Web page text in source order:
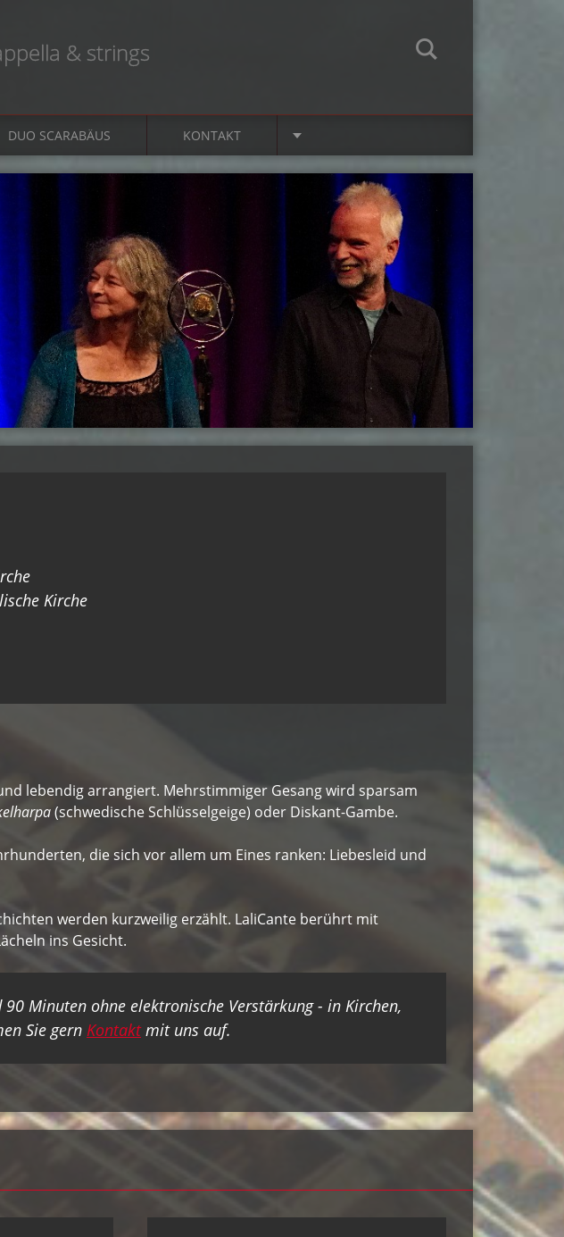
& strings
DUO SCARABÄUS KONTAKT
Kirche
lebendig arrangiert. Mehrstimmiger Gesang wird sparsam
(schwedische Schlüsselgeige) oder Diskant-Gambe.
die sich vor allem um Eines ranken: Liebesleid und
werden kurzweilig erzählt. LaliCante berührt mit
ins Gesicht.
Minuten ohne elektronische Verstärkung - in Kirchen,
Sie gern Kontaktmit uns auf.